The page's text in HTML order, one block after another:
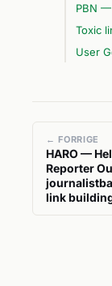
PBN —
Toxic
User
← FORRIGE
HARO —
Reporter
link